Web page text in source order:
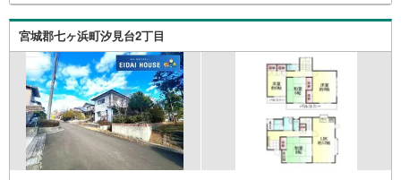
ズスペースも完備！お子様連れのご家族皆様で、ぜひお越
しください。営業時間:10:00～18:00（定休日:火・水曜日
現地のご案内も可能ですので、どうぞお気軽にお問い合わ
せください！
宮城郡七ヶ浜町汐見台2丁目